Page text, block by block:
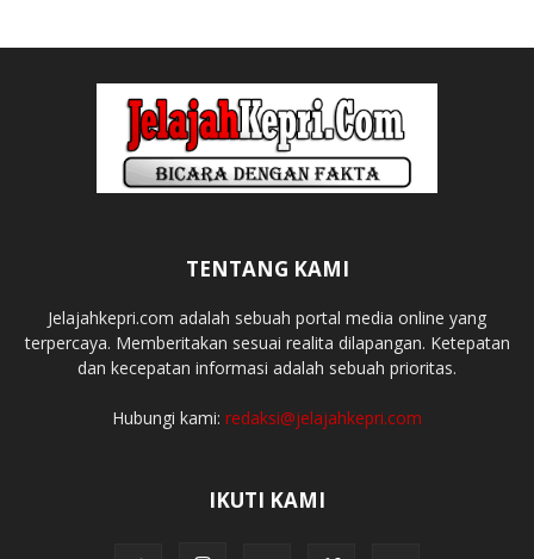
TENTANG KAMI
Jelajahkepri.com adalah sebuah portal media online yang
terpercaya. Memberitakan sesuai realita dilapangan. Ketepatan
dan kecepatan informasi adalah sebuah prioritas.
Hubungi kami: redaksi@jelajahkepri.com
IKUTI KAMI